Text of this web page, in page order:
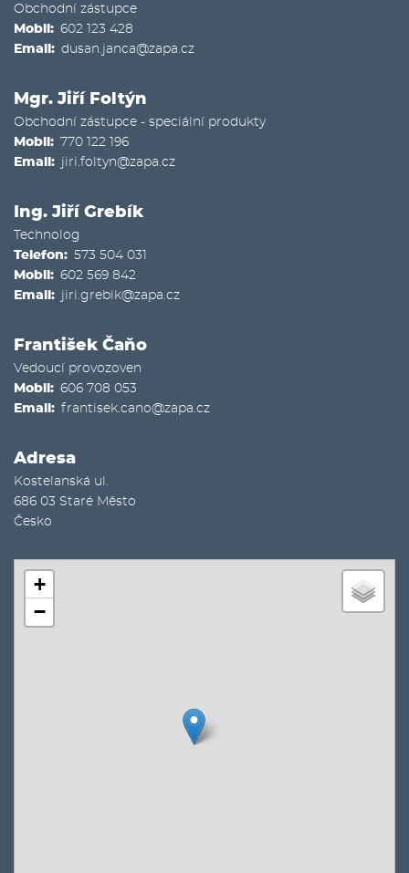
Obchodní zástupce
Mobil
602 123 428
Email
dusan.janca@zapa.cz
Mgr. Jiří Foltýn
Obchodní zástupce - speciální produkty
Mobil
770 122 196
Email
jiri.foltyn@zapa.cz
Ing. Jiří Grebík
Technolog
Telefon
573 504 031
Mobil
602 569 842
Email
jiri.grebik@zapa.cz
František Čaňo
Vedoucí provozoven
Mobil
606 708 053
Email
frantisek.cano@zapa.cz
Adresa
Kostelanská ul.
686 03 Staré Město
Česko
+
−